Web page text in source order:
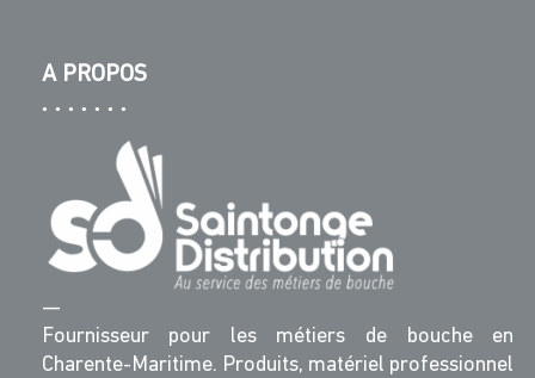
A PROPOS
—
Fournisseur pour les métiers de bouche en
Charente-Maritime. Produits, matériel professionnel